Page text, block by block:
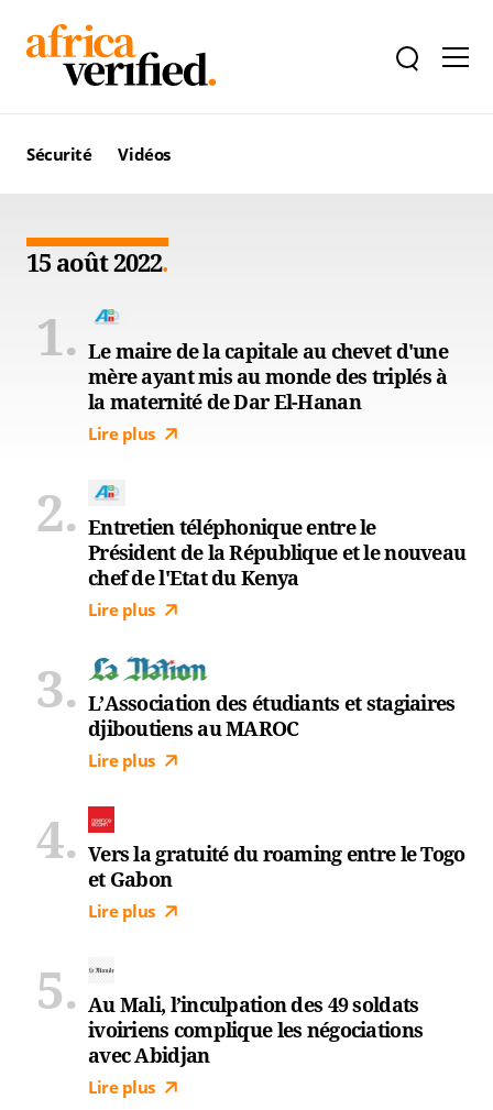
Sécurité Vidéos
15 août 2022
Le maire de la capitale au chevet d'une
mère ayant mis au monde des triplés à
la maternité de Dar El-Hanan
Lire plus
Entretien téléphonique entre le
Président de la République et le nouveau
chef de l'Etat du Kenya
Lire plus
L’Association des étudiants et stagiaires
djiboutiens au MAROC
Lire plus
Vers la gratuité du roaming entre le Togo
et Gabon
Lire plus
Au Mali, l’inculpation des 49 soldats
ivoiriens complique les négociations
avec Abidjan
Lire plus